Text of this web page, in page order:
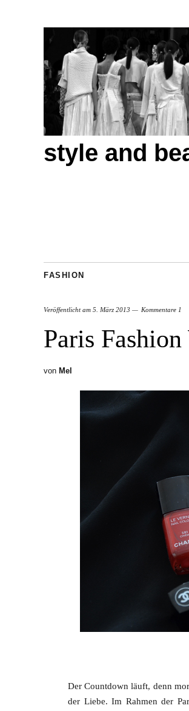
style and
FASHION
Veröffentlicht am 5. März 2013 Kommentare 1
Paris
von Mel
Der Countdown läuft, denn
der Liebe. Im Rahmen der